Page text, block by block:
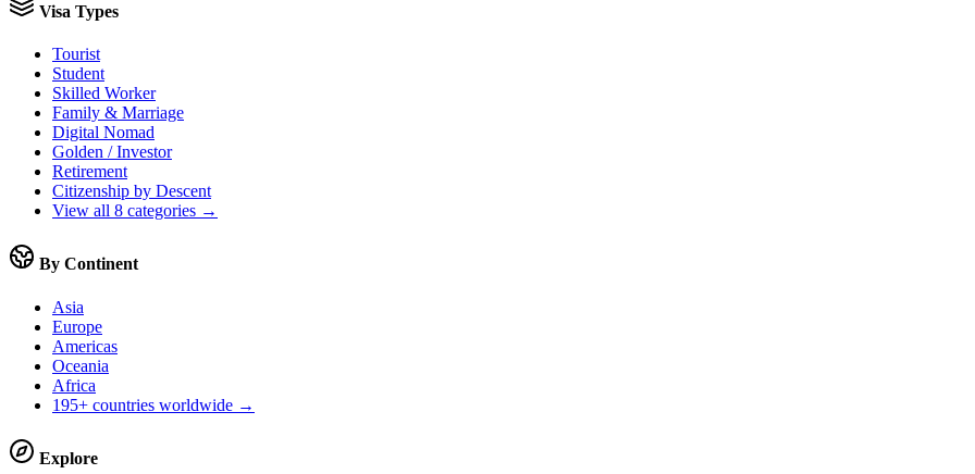
Visa Types
Tourist
Student
Skilled Worker
Family & Marriage
Digital Nomad
Golden / Investor
Retirement
Citizenship by Descent
View all 8 categories →
By Continent
Asia
Europe
Americas
Oceania
Africa
195+ countries worldwide →
Explore